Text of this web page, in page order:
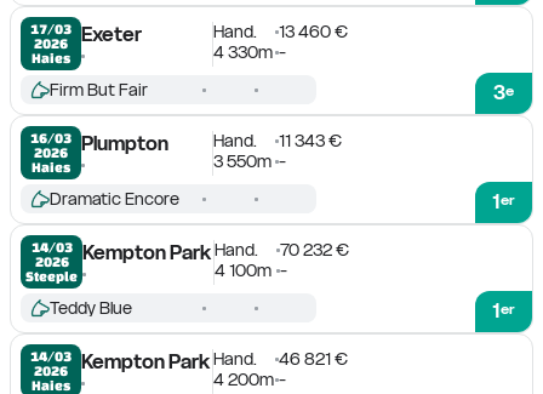
17/03
2026
Haies
Exeter Hand.
13 460 €
4 330m -
3e
Firm But Fair
16/03
2026
Haies
Plumpton Hand.
11 343 €
3 550m -
1er
Dramatic Encore
14/03
2026
Steeple
Kempton ParkHand.
70 232 €
4 100m -
1er
Teddy Blue
14/03
2026
Haies
Kempton ParkHand.
46 821 €
4 200m -